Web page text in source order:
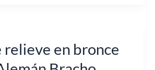
relieve en bronce